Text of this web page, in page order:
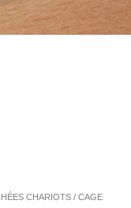
CHARIOTS / CAGE